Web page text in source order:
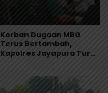
Korban Dugaan MBG
Terus Bertambah,
Kapolres Jayapura Turun